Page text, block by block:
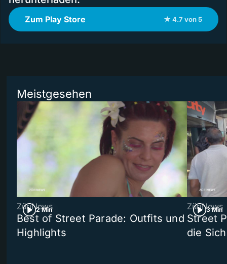
Zum Play Store ★ 4.7 von 5
Meistgesehen
2 Min
ZüriNews
Best of Street Parade: Outfits und
Highlights
3 Min
ZüriNews
Street
die